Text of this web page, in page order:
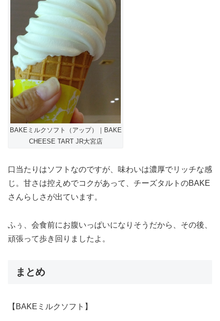
BAKEミルクソフト（アップ）｜BAKE
CHEESE TART JR大宮店
口当たりはソフトなのですが、味わいは濃厚でリッチな感
じ。甘さは控えめでコクがあって、チーズタルトのBAKE
さんらしさが出ています。
ふぅ、会食前にお腹いっぱいになりそうだから、その後、
頑張って歩き回りましたよ。
まとめ
【BAKEミルクソフト】